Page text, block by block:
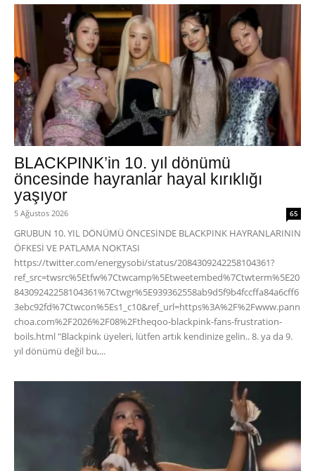
BLACKPINK’in 10. yıl dönümü
öncesinde hayranlar hayal kırıklığı
yaşıyor
5 Ağustos 2026 65
GRUBUN 10. YIL DÖNÜMÜ ÖNCESİNDE BLACKPINK HAYRANLARININ
ÖFKESİ VE PATLAMA NOKTASI
https://twitter.com/energysobi/status/2084309242258104361?
ref_src=twsrc%5Etfw%7Ctwcamp%5Etweetembed%7Ctwterm%5E20
84309242258104361%7Ctwgr%5E939362558ab9d5f9b4fccffa84a6cff6
3ebc92fd%7Ctwcon%5Es1_c10&ref_url=https%3A%2F%2Fwww.pann
choa.com%2F2026%2F08%2Ftheqoo-blackpink-fans-frustration-
boils.html "Blackpink üyeleri, lütfen artık kendinize gelin.. 8. ya da 9.
yıl dönümü değil bu,...